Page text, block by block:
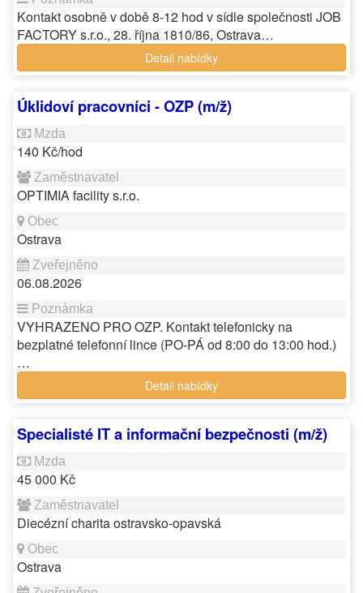
Kontakt osobně v době 8-12 hod v sídle společnosti JOB
FACTORY s.r.o., 28. října 1810/86, Ostrava…
Detail nabídky
Úklidoví pracovníci - OZP (m/ž)
140 Kč/hod
OPTIMIA facility s.r.o.
Ostrava
06.08.2026
VYHRAZENO PRO OZP. Kontakt telefonicky na
bezplatné telefonní lince (PO-PÁ od 8:00 do 13:00 hod.)
…
Detail nabídky
Specialisté IT a informační bezpečnosti (m/ž)
45 000 Kč
Diecézní charita ostravsko-opavská
Ostrava